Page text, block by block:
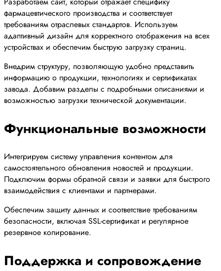
фармацевтического производства и соответствует
требованиям отраслевых стандартов. Используем
адаптивный дизайн для корректного отображения на всех
устройствах и обеспечим быструю загрузку страниц.
Внедрим структуру, позволяющую удобно представить
информацию о продукции, технологиях и сертификатах
завода. Добавим разделы с подробными описаниями и
возможностью загрузки технической документации.
Функциональные возможности
Интегрируем систему управления контентом для
самостоятельного обновления новостей и продукции.
Подключим формы обратной связи и заявки для быстрого
взаимодействия с клиентами и партнерами.
Обеспечим защиту данных и соответствие требованиям
безопасности, включая SSL-сертификат и регулярное
резервное копирование.
Поддержка и сопровождение